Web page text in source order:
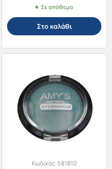
Σε απόθεμα
Στο καλάθι
Κωδικός:581810